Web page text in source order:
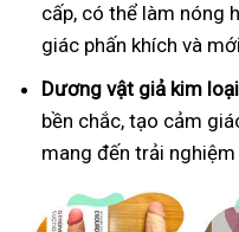
cấp, có thể làm nóng
giác phấn khích và
Dương vật giả kim
bền chắc, tạo cảm
mang đến trải